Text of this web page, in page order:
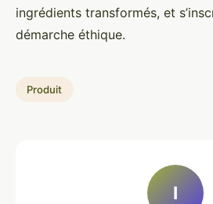
ingrédients transformés, et
démarche éthique.
Produit
I